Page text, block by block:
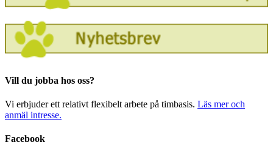
Vill du jobba hos oss?
Vi erbjuder ett relativt flexibelt arbete på timbasis. Läs mer och
anmäl intresse.
Facebook